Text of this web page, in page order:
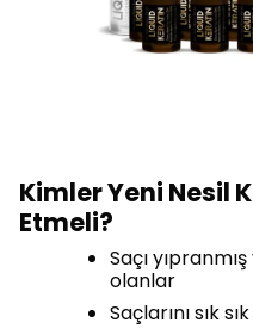
Kimler Yeni Nesil
Etmeli?
Saçı
olanlar
Saçlarını sık